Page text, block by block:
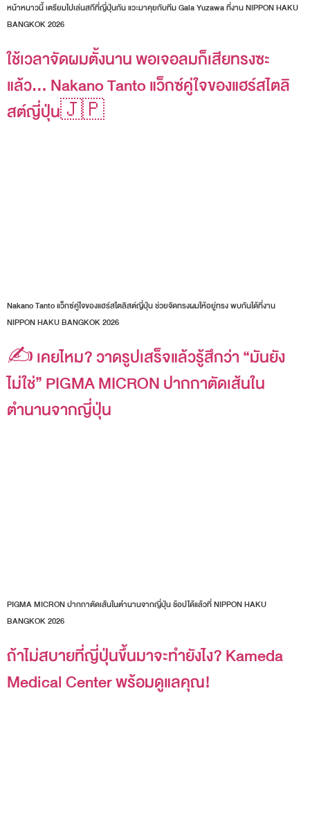
หน้าหนาวนี้ เตรียมไปเล่นสกีที่ญี่ปุ่นกัน แวะมาคุยกับทีม Gala Yuzawa ที่งาน NIPPON HAKU
BANGKOK 2026
ใช้เวลาจัดผมตั้งนาน พอเจอลมก็เสียทรงซะ
แล้ว… Nakano Tanto แว็กซ์คู่ใจของแฮร์สไตลิ
สต์ญี่ปุ่น🇯🇵
Nakano Tanto แว็กซ์คู่ใจของแฮร์สไตลิสต์ญี่ปุ่น ช่วยจัดทรงผมให้อยู่ทรง พบกันได้ที่งาน
NIPPON HAKU BANGKOK 2026
✍️ เคยไหม? วาดรูปเสร็จแล้วรู้สึกว่า “มันยัง
ไม่ใช่” PIGMA MICRON ปากกาตัดเส้นใน
ตำนานจากญี่ปุ่น
PIGMA MICRON ปากกาตัดเส้นในตำนานจากญี่ปุ่น ช้อปได้แล้วที่ NIPPON HAKU
BANGKOK 2026
ถ้าไม่สบายที่ญี่ปุ่นขึ้นมาจะทำยังไง? Kameda
Medical Center พร้อมดูแลคุณ!